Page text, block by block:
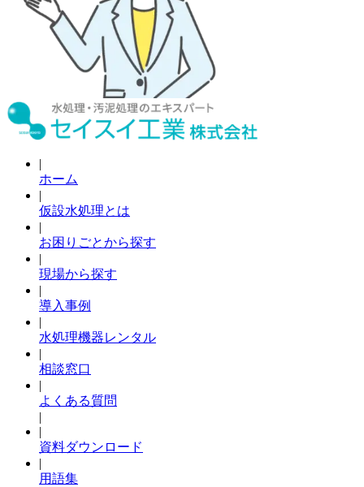
|
ホーム
|
仮設水処理とは
|
お困りごとから探す
|
現場から探す
|
導入事例
|
水処理機器レンタル
|
相談窓口
|
よくある質問
|
|
資料ダウンロード
|
用語集